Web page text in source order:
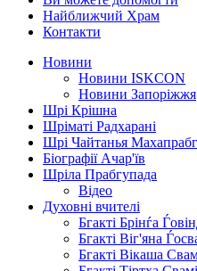
Найближчий Храм
Контакти
Новини
Новини ISKCON
Новини Запоріжжя
Шрі Крішна
Шріматі Радхарані
Шрі Чайтанья
Біографії Ачар'їв
Шріла Прабгупада
Відео
Духовні вчителі
Бгакті Брінѓа
Бгакті Віг'яна
Бгакті Вікаша